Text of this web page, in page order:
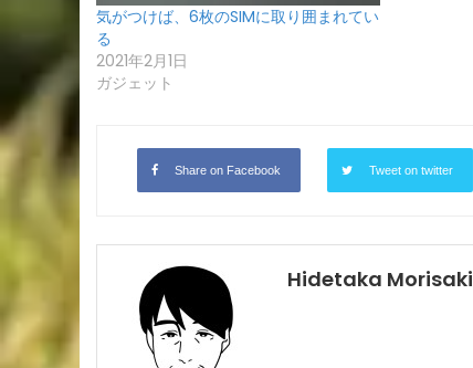
気がつけば、6枚のSIMに取り囲まれてい
る
2021年2月1日
ガジェット
Share on Facebook Tweet on twitter
Hidetaka Morisaki